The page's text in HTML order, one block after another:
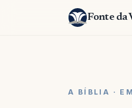
Fonte da
A BÍBLIA ·